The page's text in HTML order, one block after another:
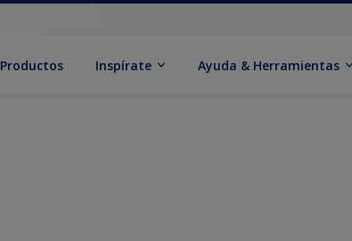
Productos Inspírate Ayuda & Herramientas